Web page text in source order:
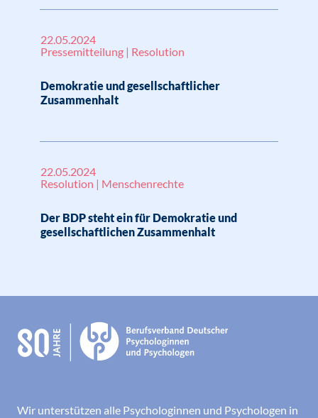
22.05.2024
Pressemitteilung | Resolution
Demokratie und gesellschaftlicher
Zusammenhalt
22.05.2024
Resolution | Menschenrechte
Der BDP steht ein für Demokratie und
gesellschaftlichen Zusammenhalt
Wir unterstützen alle Psychologinnen und Psychologen in